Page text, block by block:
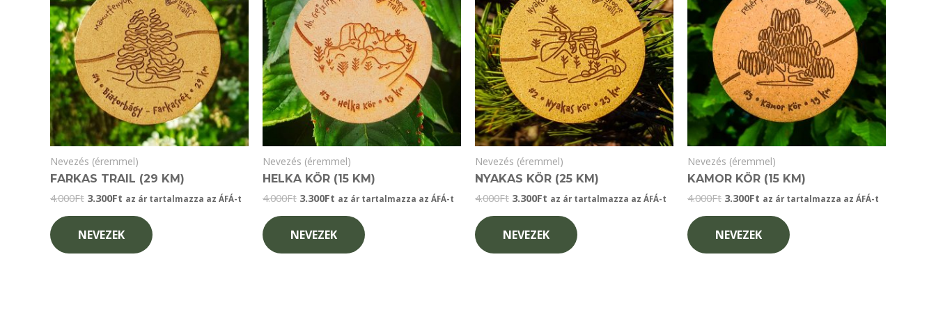
Nevezés (éremmel)
FARKAS TRAIL (29 KM)
4.000Ft Original
4.000Ft.
3.300Ft Current
3.300Ft.
az ár tartalmazza az ÁFÁ-t
NEVEZEK
Nevezés (éremmel)
HELKA KÖR (15 KM)
4.000Ft Original
4.000Ft.
3.300Ft Current
3.300Ft.
az ár tartalmazza az ÁFÁ-t
NEVEZEK
Nevezés (éremmel)
NYAKAS KÖR (25 KM)
4.000Ft Original
4.000Ft.
3.300Ft Current
3.300Ft.
az ár tartalmazza az ÁFÁ-t
NEVEZEK
Nevezés (éremmel)
KAMOR KÖR (15 KM)
4.000Ft Original
4.000Ft.
3.300Ft Current
3.300Ft.
az ár tartalmazza az ÁFÁ-t
NEVEZEK